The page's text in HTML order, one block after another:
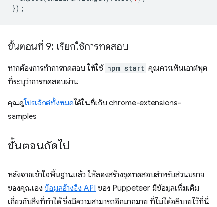
});
ขั้นตอนที่ 9: เรียกใช้การทดสอบ
หากต้องการทำการทดสอบ ให้ใช้ npm start คุณควรเห็นเอาต์พุต
ที่ระบุว่าการทดสอบผ่าน
คุณดูโปรเจ็กต์ทั้งหมดได้ในที่เก็บ chrome-extensions-
samples
ขั้นตอนถัดไป
หลังจากเข้าใจพื้นฐานแล้ว ให้ลองสร้างชุดทดสอบสำหรับส่วนขยาย
ของคุณเอง ข้อมูลอ้างอิง API ของ Puppeteer มีข้อมูลเพิ่มเติม
เกี่ยวกับสิ่งที่ทำได้ ซึ่งมีความสามารถอีกมากมาย ที่ไม่ได้อธิบายไว้ที่นี่